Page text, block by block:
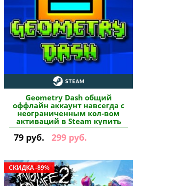
Geometry Dash общий
оффлайн аккаунт навсегда с
неограниченным кол-вом
активаций в Steam купить
79 руб. 299 руб.
СКИДКА -89%